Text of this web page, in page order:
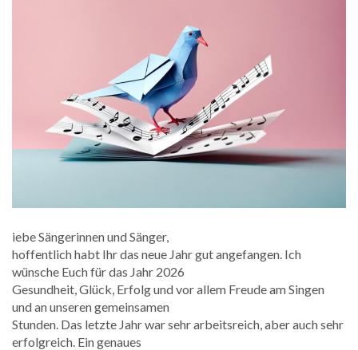
iebe Sängerinnen und Sänger,
hoffentlich habt Ihr das neue Jahr gut angefangen. Ich
wünsche Euch für das Jahr 2026
Gesundheit, Glück, Erfolg und vor allem Freude am Singen
und an unseren gemeinsamen
Stunden. Das letzte Jahr war sehr arbeitsreich, aber auch sehr
erfolgreich. Ein genaues